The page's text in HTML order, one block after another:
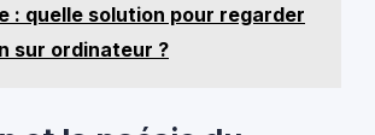
: quelle solution pour regarder
sur ordinateur ?